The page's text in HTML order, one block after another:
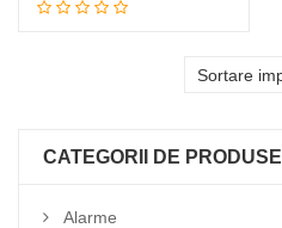
Citeste mai mult
CATEGORII DE PRODUSE
Alarme